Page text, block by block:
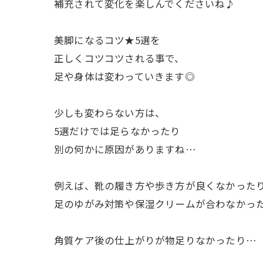
補充されて変化を楽しんでくださいね♪
美脚になるコツ★5選を
正しくコツコツされる事で、
足や身体は変わっていきます◎
少しも変わらない方は、
5選だけでは足らなかったり
別の何かに原因がありますね…
例えば、靴の履き方や歩き方が良くなかったり
足のゆがみ対策や保湿クリームが合わなかった
角質ケア後の仕上がりが物足りなかったり…